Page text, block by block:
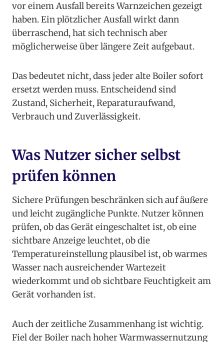
vor einem Ausfall bereits Warnzeichen gezeigt
haben. Ein plötzlicher Ausfall wirkt dann
überraschend, hat sich technisch aber
möglicherweise über längere Zeit aufgebaut.
Das bedeutet nicht, dass jeder alte Boiler sofort
ersetzt werden muss. Entscheidend sind
Zustand, Sicherheit, Reparaturaufwand,
Verbrauch und Zuverlässigkeit.
Was Nutzer sicher selbst
prüfen können
Sichere Prüfungen beschränken sich auf äußere
und leicht zugängliche Punkte. Nutzer können
prüfen, ob das Gerät eingeschaltet ist, ob eine
sichtbare Anzeige leuchtet, ob die
Temperatureinstellung plausibel ist, ob warmes
Wasser nach ausreichender Wartezeit
wiederkommt und ob sichtbare Feuchtigkeit am
Gerät vorhanden ist.
Auch der zeitliche Zusammenhang ist wichtig.
Fiel der Boiler nach hoher Warmwassernutzung